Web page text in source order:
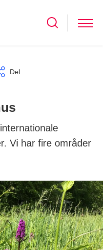
Del
Vi har fire områder